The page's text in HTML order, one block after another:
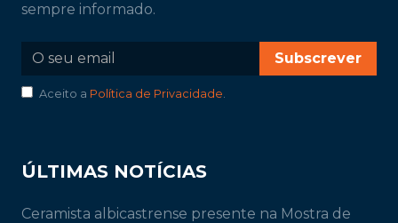
sempre informado.
Subscrever
Aceito a Política de Privacidade
ÚLTIMAS NOTÍCIAS
Ceramista albicastrense presente na Mostra de